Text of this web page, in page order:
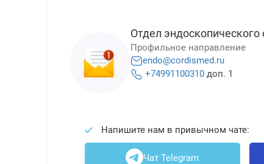
Отдел эндоскопического
Профильное направление
endo@cordismed.ru
+74991100310 доп. 1
Напишите нам в привычном чате:
Чат Telegram